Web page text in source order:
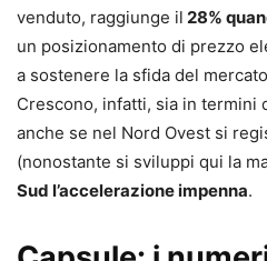
venduto, raggiunge il 28%
un posizionamento di prezzo
a sostenere la sfida del
Crescono, infatti, sia in termini
anche se nel Nord Ovest si
(nonostante si sviluppi qui la
Sud l’accelerazione impenna.